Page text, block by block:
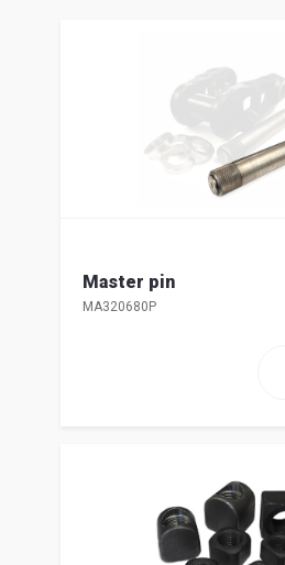
Master pin
MA320680P